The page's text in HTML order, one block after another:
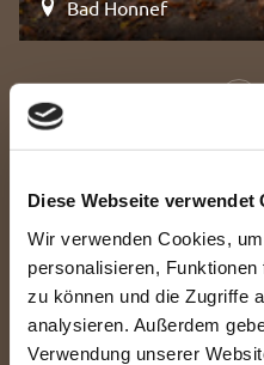
Diese Webseite verwendet
Wir verwenden Cookies,
personalisieren,
zu können und die Zugriffe
analysieren. Außerdem
Verwendung unserer
Bad Honnef
ÖPNV Touren
16,61 km